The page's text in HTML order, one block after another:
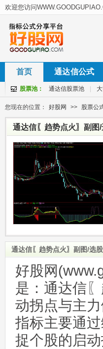
首页 通达信公式
股票池： 通达信股票池
您现在的位置： 好股网 >> 股票公
通达信〖趋势点火〗副图
通达信〖趋势点火〗副图/选
好股网
是：通达信
动拐点与主
指标主要通
捉个股的启